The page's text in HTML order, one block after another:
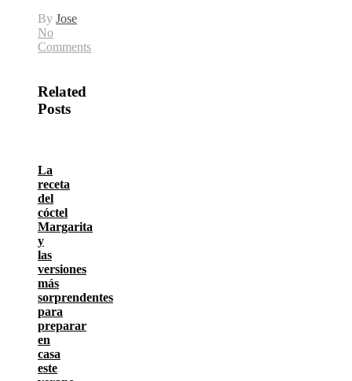
By Jose
No
Comments
Related
Posts
La
receta
del
cóctel
Margarita
y
las
versiones
más
sorprendentes
para
preparar
en
casa
este